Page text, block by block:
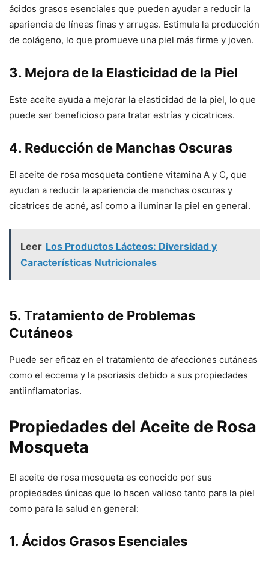
ácidos grasos esenciales que pueden ayudar a reducir la
apariencia de líneas finas y arrugas. Estimula la producción
de colágeno, lo que promueve una piel más firme y joven.
3. Mejora de la Elasticidad de la Piel
Este aceite ayuda a mejorar la elasticidad de la piel, lo que
puede ser beneficioso para tratar estrías y cicatrices.
4. Reducción de Manchas Oscuras
El aceite de rosa mosqueta contiene vitamina A y C, que
ayudan a reducir la apariencia de manchas oscuras y
cicatrices de acné, así como a iluminar la piel en general.
Leer Los Productos Lácteos: Diversidad y
Características Nutricionales
5. Tratamiento de Problemas
Cutáneos
Puede ser eficaz en el tratamiento de afecciones cutáneas
como el eccema y la psoriasis debido a sus propiedades
antiinflamatorias.
Propiedades del Aceite de Rosa
Mosqueta
El aceite de rosa mosqueta es conocido por sus
propiedades únicas que lo hacen valioso tanto para la piel
como para la salud en general:
1. Ácidos Grasos Esenciales